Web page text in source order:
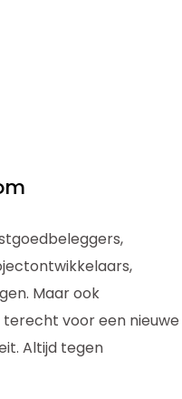
Maar ook
terecht voor een nieuwe
Altijd tegen